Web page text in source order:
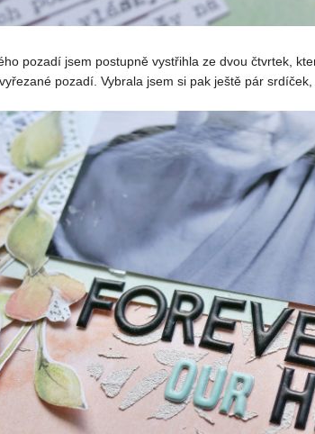
pozadí jsem postupně vystřihla ze dvou čtvrtek,
pozadí. Vybrala jsem si pak ještě pár